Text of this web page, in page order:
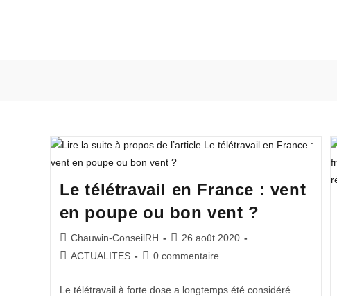
Le télétravail en France : vent
en poupe ou bon vent ?
Chauwin-ConseilRH
26 août 2020
ACTUALITES
0 commentaire
Le télétravail à forte dose a longtemps été considéré